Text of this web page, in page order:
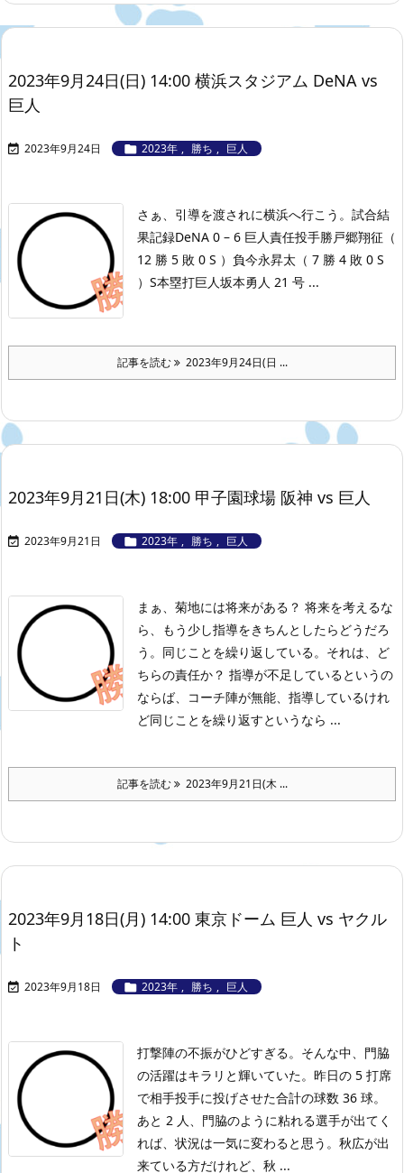
2023年9月24日(日) 14:00 横浜スタジアム DeNA vs
巨人
 2023年9月24日  2023年 , 勝ち , 巨人
さぁ、引導を渡されに横浜へ行こう。 試合結
果記録DeNA 0 – 6 巨人責任投手勝戸郷翔征（
12 勝 5 敗 0 S ）負今永昇太（ 7 勝 4 敗 0 S
）S本塁打巨人坂本勇人 21 号 ...
記事を読む 2023年9月24日(日 ...
2023年9月21日(木) 18:00 甲子園球場 阪神 vs 巨人
 2023年9月21日  2023年 , 勝ち , 巨人
まぁ、菊地には将来がある？ 将来を考えるな
ら、もう少し指導をきちんとしたらどうだろ
う。同じことを繰り返している。それは、ど
ちらの責任か？ 指導が不足しているというの
ならば、コーチ陣が無能、指導しているけれ
ど同じことを繰り返すというなら ...
記事を読む 2023年9月21日(木 ...
2023年9月18日(月) 14:00 東京ドーム 巨人 vs ヤクル
ト
 2023年9月18日  2023年 , 勝ち , 巨人
打撃陣の不振がひどすぎる。そんな中、門脇
の活躍はキラリと輝いていた。昨日の 5 打席
で相手投手に投げさせた合計の球数 36 球。
あと 2 人、門脇のように粘れる選手が出てく
れば、状況は一気に変わると思う。秋広が出
来ている方だけれど、秋 ...